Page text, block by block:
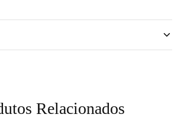
Relacionados